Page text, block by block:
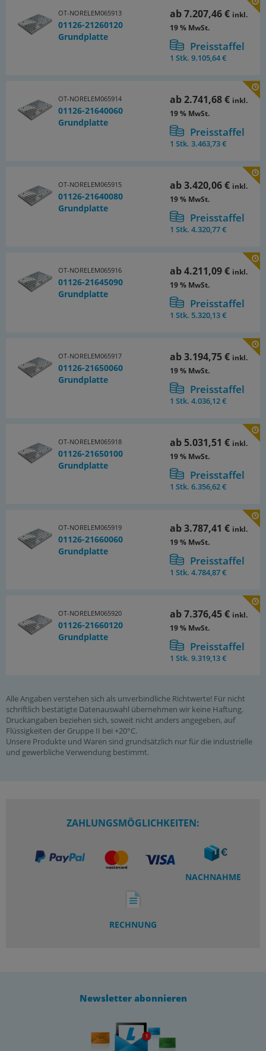
OT-NORELEM065913
01126-21260120
Grundplatte
ab7.207,46 € inkl.
19 % MwSt.
Preisstaffel
1 Stk.9.105,64 €
OT-NORELEM065914
01126-21640060
Grundplatte
ab2.741,68 € inkl.
19 % MwSt.
Preisstaffel
1 Stk.3.463,73 €
OT-NORELEM065915
01126-21640080
Grundplatte
ab3.420,06 € inkl.
19 % MwSt.
Preisstaffel
1 Stk.4.320,77 €
OT-NORELEM065916
01126-21645090
Grundplatte
ab4.211,09 € inkl.
19 % MwSt.
Preisstaffel
1 Stk.5.320,13 €
OT-NORELEM065917
01126-21650060
Grundplatte
ab3.194,75 € inkl.
19 % MwSt.
Preisstaffel
1 Stk.4.036,12 €
OT-NORELEM065918
01126-21650100
Grundplatte
ab 5.031,51 € inkl.
19 % MwSt.
Preisstaffel
1 Stk.6.356,62 €
OT-NORELEM065919
01126-21660060
Grundplatte
ab3.787,41 € inkl.
19 % MwSt.
Preisstaffel
1 Stk.4.784,87 €
OT-NORELEM065920
01126-21660120
Grundplatte
ab7.376,45 € inkl.
19 % MwSt.
Preisstaffel
1 Stk.9.319,13 €
Alle Angaben verstehen sich als unverbindliche Richtwerte! Für nicht
schriftlich bestätigte Datenauswahl übernehmen wir keine Haftung.
Druckangaben beziehen sich, soweit nicht anders angegeben, auf
Flüssigkeiten der Gruppe II bei +20°C.
Unsere Produkte und Waren sind grundsätzlich nur für die industrielle
und gewerbliche Verwendung bestimmt.
ZAHLUNGSMÖGLICHKEITEN:
NACHNAHME
RECHNUNG
Newsletter abonnieren